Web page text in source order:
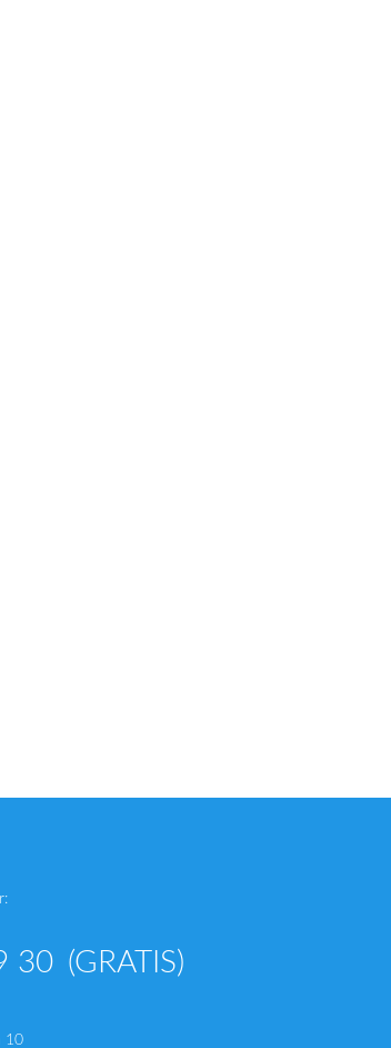
30 (GRATIS)
10